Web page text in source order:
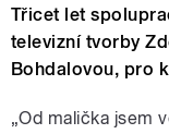
Třicet let
televizní tvorby
Bohdalovou, pro
„Od malička jsem